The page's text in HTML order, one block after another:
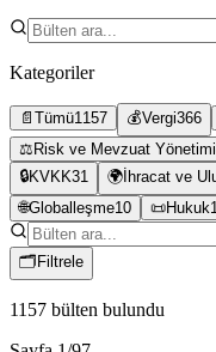
Kategoriler
📄 Tümü1157 💰Vergi366
⚖️ Risk ve Mevzuat Yönetimi
🔒KVKK31 🌍 İhracat ve
🌐Globalleşme10 📜Hukuk
🗂 Filtrele
1157 bülten bulundu